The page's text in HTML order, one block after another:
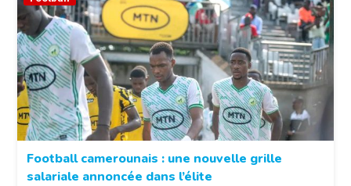
Football camerounais : une nouvelle grille
salariale annoncée dans l’élite